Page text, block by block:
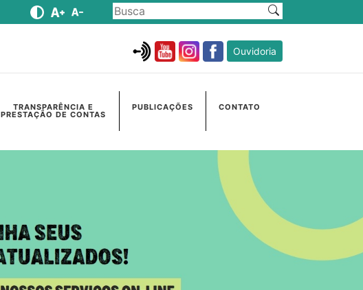
Ouvidoria
TRANSPARÊNCIA E
PRESTAÇÃO DE CONTAS
PUBLICAÇÕES CONTATO